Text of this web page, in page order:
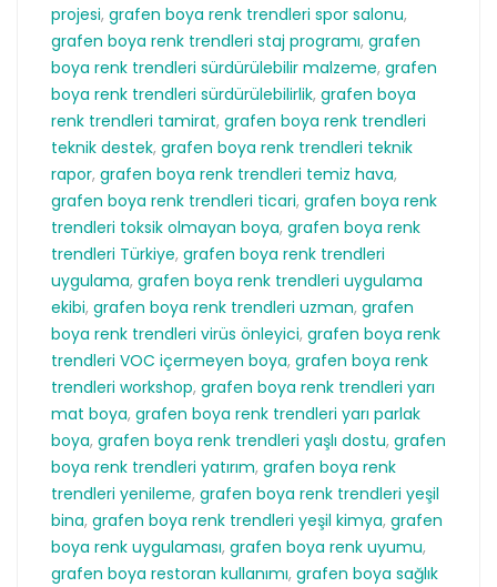
projesi, grafen boya renk trendleri spor salonu,
grafen boya renk trendleri staj programı, grafen
boya renk trendleri sürdürülebilir malzeme, grafen
boya renk trendleri sürdürülebilirlik, grafen boya
renk trendleri tamirat, grafen boya renk trendleri
teknik destek, grafen boya renk trendleri teknik
rapor, grafen boya renk trendleri temiz hava,
grafen boya renk trendleri ticari, grafen boya renk
trendleri toksik olmayan boya, grafen boya renk
trendleri Türkiye, grafen boya renk trendleri
uygulama, grafen boya renk trendleri uygulama
ekibi, grafen boya renk trendleri uzman, grafen
boya renk trendleri virüs önleyici, grafen boya renk
trendleri VOC içermeyen boya, grafen boya renk
trendleri workshop, grafen boya renk trendleri yarı
mat boya, grafen boya renk trendleri yarı parlak
boya, grafen boya renk trendleri yaşlı dostu, grafen
boya renk trendleri yatırım, grafen boya renk
trendleri yenileme, grafen boya renk trendleri yeşil
bina, grafen boya renk trendleri yeşil kimya, grafen
boya renk uygulaması, grafen boya renk uyumu,
grafen boya restoran kullanımı, grafen boya sağlık